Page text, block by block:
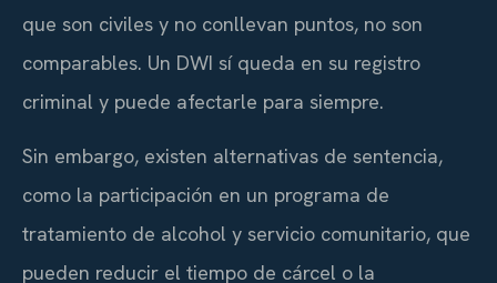
que son civiles y no conllevan puntos, no son
comparables. Un DWI sí queda en su registro
criminal y puede afectarle para siempre.
Sin embargo, existen alternativas de sentencia,
como la participación en un programa de
tratamiento de alcohol y servicio comunitario, que
pueden reducir el tiempo de cárcel o la